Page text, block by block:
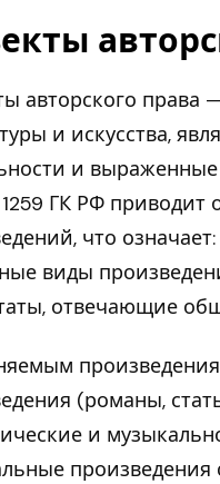
авторского права
и искусства,
и
1259 ГК РФ
что
виды
отвечающие
(романы,
и
произведения